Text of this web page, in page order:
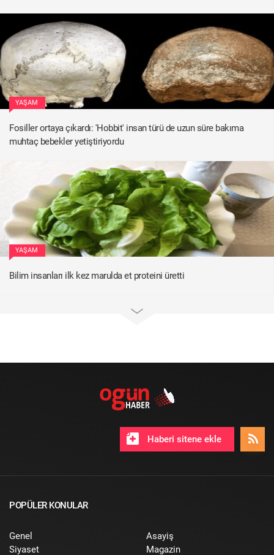
YAŞAM
Fosiller ortaya çıkardı: 'Hobbit' insan türü de uzun süre bakıma
muhtaç bebekler yetiştiriyordu
YAŞAM
Bilim insanları ilk kez marulda et proteini üretti
Haberi sitene ekle
POPÜLER KONULAR
Genel
Siyaset
Asayiş
Magazin